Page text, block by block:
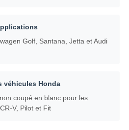
voiture
Golf, Santana, Jetta et Audi
véhicules Honda
coupé en blanc pour les
V, Pilot et Fit